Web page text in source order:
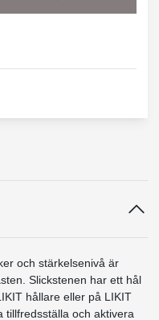
och stärkelsenivå är
Slickstenen har ett hål
hållare eller på LIKIT
tillfredsställa och aktivera